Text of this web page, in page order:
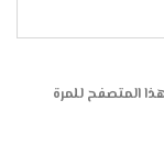
المتصفح للمرة